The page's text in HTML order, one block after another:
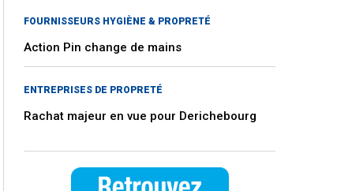
FOURNISSEURS HYGIÈNE & PROPRETÉ
Action Pin change de mains
ENTREPRISES DE PROPRETÉ
Rachat majeur en vue pour Derichebourg